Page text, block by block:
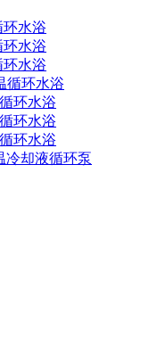
环水浴
环水浴
环水浴
循环水浴
环水浴
环水浴
环水浴
冷却液循环泵